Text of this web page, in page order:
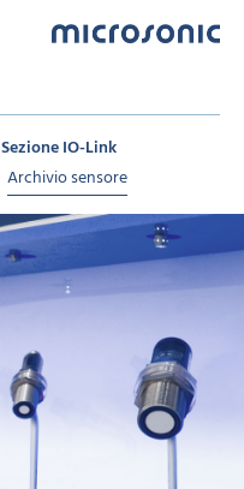
Sezione IO-Link
Archivio sensore